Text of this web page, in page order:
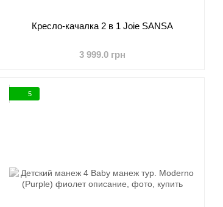
Кресло-качалка 2 в 1 Joie SANSA
3 999.0 грн
5